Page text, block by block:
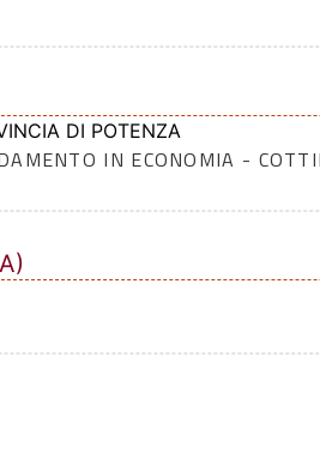
DI POTENZA
IN ECONOMIA -